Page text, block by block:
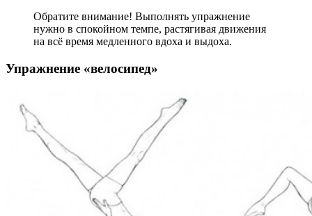
Обратите внимание! Выполнять упражнение
нужно в спокойном темпе, растягивая движения
на всё время медленного вдоха и выдоха.
Упражнение «велосипед»